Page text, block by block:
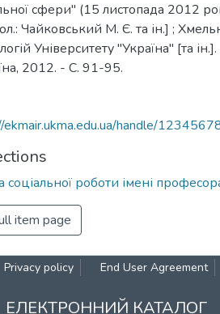
сфери" (15 листопада 2012
Чайковський М. Є. та ін.] ;
Університету "Україна" [та
2012. - С. 91-95.
handle/
соціальної роботи імені
item page
Privacy policy End User Agreement
ЕЛЕКТРОННИЙ КАТАЛОГ